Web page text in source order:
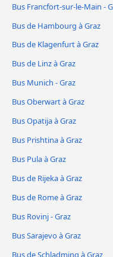
Bus Francfort-sur-le-Main -
Bus de Hambourg à Graz
Bus de Klagenfurt à Graz
Bus de Linz à Graz
Bus Munich - Graz
Bus Oberwart à Graz
Bus Opatija à Graz
Bus Prishtina à Graz
Bus Pula à Graz
Bus de Rijeka à Graz
Bus de Rome à Graz
Bus Rovinj - Graz
Bus Sarajevo à Graz
Bus de Schladming à Graz